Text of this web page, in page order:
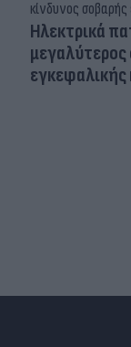
Ηλεκτρικά
μεγαλύτερος